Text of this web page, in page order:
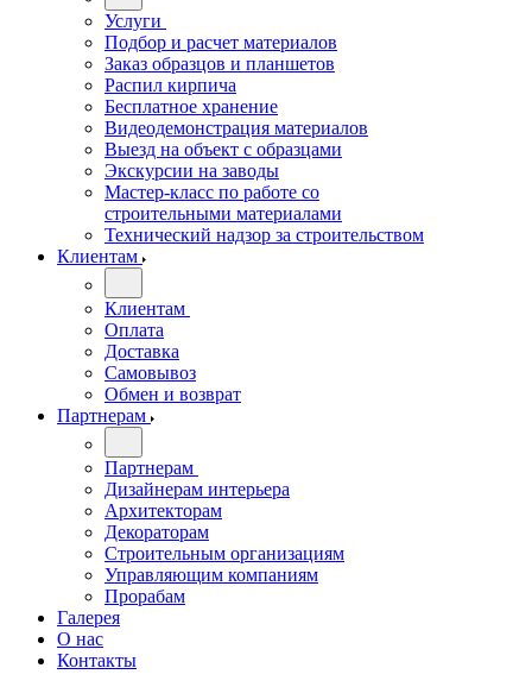
Услуги
Подбор и расчет материалов
Заказ образцов и планшетов
Распил кирпича
Бесплатное хранение
Видеодемонстрация материалов
Выезд на объект с образцами
Экскурсии на заводы
Мастер-класс по работе со
строительными материалами
Технический надзор за строительством
Клиентам
Клиентам
Оплата
Доставка
Самовывоз
Обмен и возврат
Партнерам
Партнерам
Дизайнерам интерьера
Архитекторам
Декораторам
Строительным организациям
Управляющим компаниям
Прорабам
Галерея
О нас
Контакты